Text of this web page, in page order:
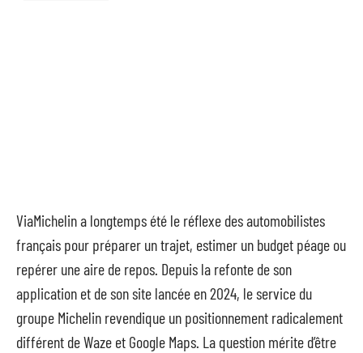
ViaMichelin a longtemps été le réflexe des automobilistes
français pour préparer un trajet, estimer un budget péage ou
repérer une aire de repos. Depuis la refonte de son
application et de son site lancée en 2024, le service du
groupe Michelin revendique un positionnement radicalement
différent de Waze et Google Maps. La question mérite d’être